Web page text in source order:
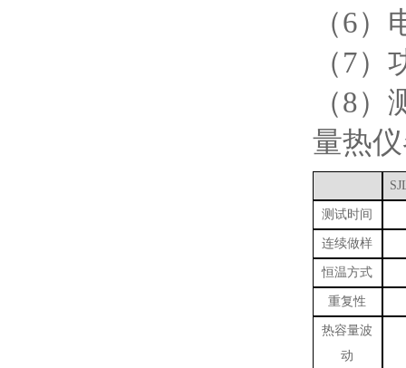
（6
（7
（8
量热
测试时间
连续做样
恒温方式
重复性
热容量波
动